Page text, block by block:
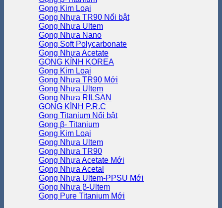
Gọng Kim Loại
Gọng Nhựa TR90
Gọng Nhựa Ultem
Gọng Nhựa Nano
Gọng Soft Polycarbonate
Gọng Nhựa Acetate
GỌNG KÍNH KOREA
Gọng Kim Loại
Gọng Nhựa TR90
Gọng Nhựa Ultem
Gọng Nhựa RILSAN
GỌNG KÍNH P.R.C
Gọng Titanium
Gọng β- Titanium
Gọng Kim Loại
Gọng Nhựa Ultem
Gọng Nhựa TR90
Gọng Nhựa Acetate
Gọng Nhựa Acetal
Gọng Nhựa Ultem-PPSU
Gọng Nhựa β-Ultem
Gọng Pure Titanium